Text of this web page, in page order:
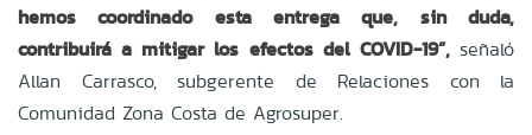
hemos coordinado esta entrega que, sin duda,
contribuirá a mitigar los efectos del COVID-19”,señaló
Allan Carrasco, subgerente de Relaciones con la
Comunidad Zona Costa de Agrosuper.